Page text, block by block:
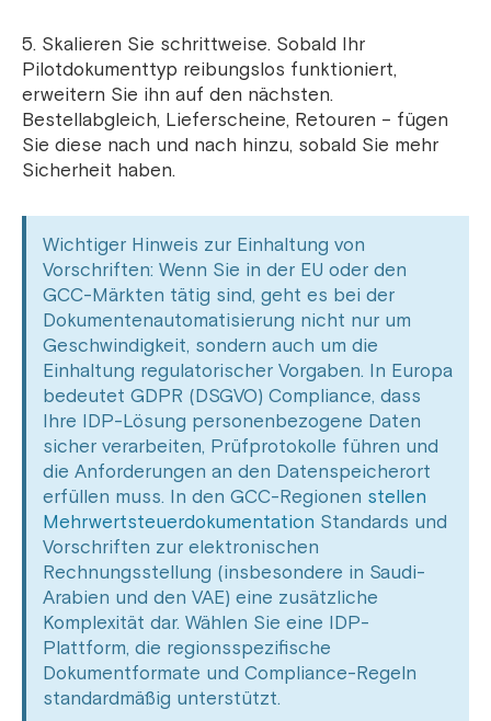
5. Skalieren Sie schrittweise. Sobald Ihr
Pilotdokumenttyp reibungslos funktioniert,
erweitern Sie ihn auf den nächsten.
Bestellabgleich, Lieferscheine, Retouren – fügen
Sie diese nach und nach hinzu, sobald Sie mehr
Sicherheit haben.
Wichtiger Hinweis zur Einhaltung von
Vorschriften: Wenn Sie in der EU oder den
GCC-Märkten tätig sind, geht es bei der
Dokumentenautomatisierung nicht nur um
Geschwindigkeit, sondern auch um die
Einhaltung regulatorischer Vorgaben. In Europa
bedeutet GDPR (DSGVO) Compliance, dass
Ihre IDP-Lösung personenbezogene Daten
sicher verarbeiten, Prüfprotokolle führen und
die Anforderungen an den Datenspeicherort
erfüllen muss. In den GCC-Regionen stellen
Mehrwertsteuerdokumentation Standards und
Vorschriften zur elektronischen
Rechnungsstellung (insbesondere in Saudi-
Arabien und den VAE) eine zusätzliche
Komplexität dar. Wählen Sie eine IDP-
Plattform, die regionsspezifische
Dokumentformate und Compliance-Regeln
standardmäßig unterstützt.